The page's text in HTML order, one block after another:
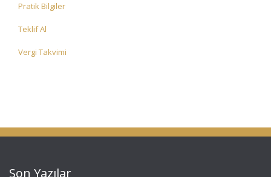
Pratik Bilgiler
Teklif Al
Vergi Takvimi
Son Yazılar